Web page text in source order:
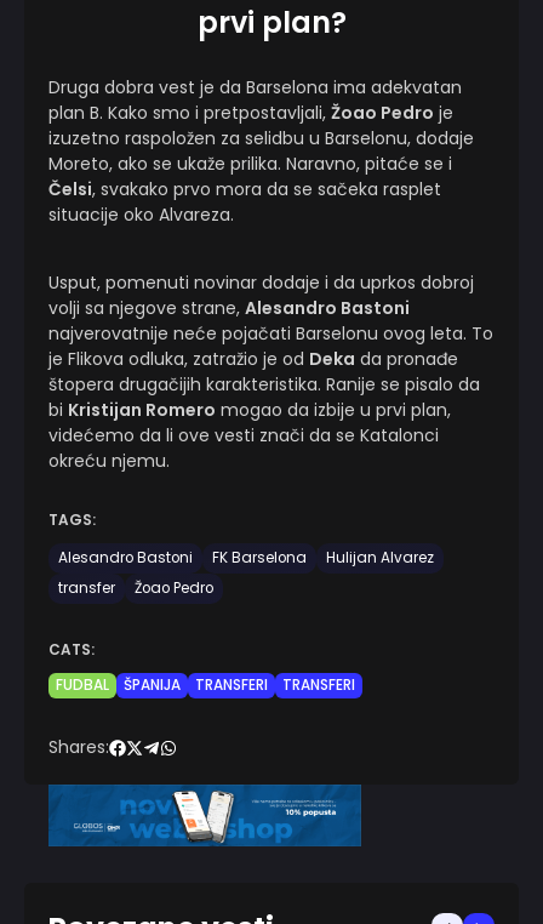
prvi plan?
Druga dobra vest je da Barselona ima adekvatan
plan B. Kako smo i pretpostavljali, Žoao Pedro je
izuzetno raspoložen za selidbu u Barselonu, dodaje
Moreto, ako se ukaže prilika. Naravno, pitaće se i
Čelsi, svakako prvo mora da se sačeka rasplet
situacije oko Alvareza.
Usput, pomenuti novinar dodaje i da uprkos dobroj
volji sa njegove strane, Alesandro Bastoni
najverovatnije neće pojačati Barselonu ovog leta. To
je Flikova odluka, zatražio je od Deka da pronađe
štopera drugačijih karakteristika. Ranije se pisalo da
bi Kristijan Romero mogao da izbije u prvi plan,
videćemo da li ove vesti znači da se Katalonci
okreću njemu.
TAGS:
Alesandro Bastoni
FK Barselona
Hulijan Alvarez
transfer
Žoao Pedro
CATS:
FUDBAL
ŠPANIJA TRANSFERI TRANSFERI
Shares: